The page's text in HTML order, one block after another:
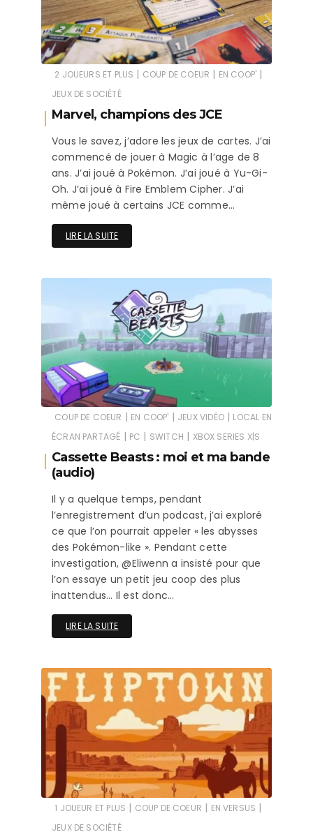
2 JOUEURS ET PLUS | COUP DE COEUR | EN COOP' |
JEUX DE SOCIÉTÉ
Marvel, champions des JCE
Vous le savez, j’adore les jeux de cartes. J’ai
commencé de jouer à Magic à l’age de 8
ans. J’ai joué à Pokémon. J’ai joué à Yu-Gi-
Oh. J’ai joué à Fire Emblem Cipher. J’ai
même joué à certains JCE comme…
LIRE LA SUITE
COUP DE COEUR | EN COOP' | JEUX VIDÉO | LOCAL EN
ÉCRAN PARTAGÉ | PC | SWITCH | XBOX SERIES X|S
Cassette Beasts : moi et ma bande
(audio)
Il y a quelque temps, pendant
l’enregistrement d’un podcast, j’ai exploré
ce que l’on pourrait appeler « les abysses
des Pokémon-like ». Pendant cette
investigation, @Eliwenn a insisté pour que
l’on essaye un petit jeu coop des plus
inattendus… Il est donc…
LIRE LA SUITE
1 JOUEUR ET PLUS | COUP DE COEUR | EN VERSUS |
JEUX DE SOCIÉTÉ